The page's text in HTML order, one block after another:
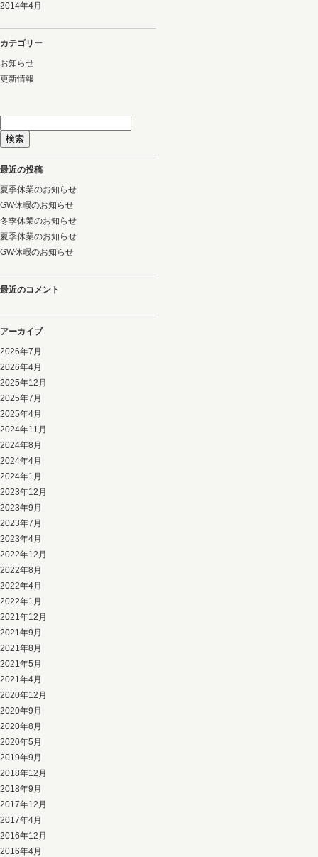
2014年4月
カテゴリー
お知らせ
更新情報
索:
最近の投稿
夏季休業のお知らせ
GW休暇のお知らせ
冬季休業のお知らせ
夏季休業のお知らせ
GW休暇のお知らせ
最近のコメント
アーカイブ
2026年7月
2026年4月
2025年12月
2025年7月
2025年4月
2024年11月
2024年8月
2024年4月
2024年1月
2023年12月
2023年9月
2023年7月
2023年4月
2022年12月
2022年8月
2022年4月
2022年1月
2021年12月
2021年9月
2021年8月
2021年5月
2021年4月
2020年12月
2020年9月
2020年8月
2020年5月
2019年9月
2018年12月
2018年9月
2017年12月
2017年4月
2016年12月
2016年4月